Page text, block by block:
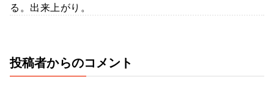
る。出来上がり。
投稿者からのコメント